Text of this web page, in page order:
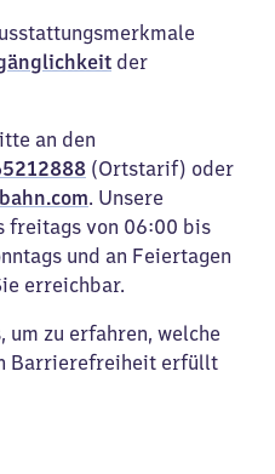
der
an den
(Ortstarif) oder
. Unsere
freitags von 06:00 bis
und an Feiertagen
erreichbar.
um zu erfahren, welche
Barrierefreiheit erfüllt